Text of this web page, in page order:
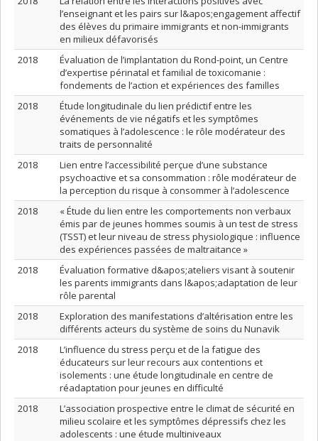
l’enseignant et les pairs sur l&apos;engagement affectif
des élèves du primaire immigrants et non-immigrants
en milieux défavorisés
2018
Évaluation de l’implantation du Rond-point, un Centre
d’expertise périnatal et familial de toxicomanie :
fondements de l’action et expériences des familles
2018
Étude longitudinale du lien prédictif entre les
événements de vie négatifs et les symptômes
somatiques à l’adolescence : le rôle modérateur des
traits de personnalité
2018
Lien entre l’accessibilité perçue d’une substance
psychoactive et sa consommation : rôle modérateur de
la perception du risque à consommer à l’adolescence
2018
« Étude du lien entre les comportements non verbaux
émis par de jeunes hommes soumis à un test de stress
(TSST) et leur niveau de stress physiologique : influence
des expériences passées de maltraitance »
2018
Évaluation formative d&apos;ateliers visant à soutenir
les parents immigrants dans l&apos;adaptation de leur
rôle parental
2018
Exploration des manifestations d’altérisation entre les
différents acteurs du système de soins du Nunavik
2018
L’influence du stress perçu et de la fatigue des
éducateurs sur leur recours aux contentions et
isolements : une étude longitudinale en centre de
réadaptation pour jeunes en difficulté
2018
L’association prospective entre le climat de sécurité en
milieu scolaire et les symptômes dépressifs chez les
adolescents : une étude multiniveaux